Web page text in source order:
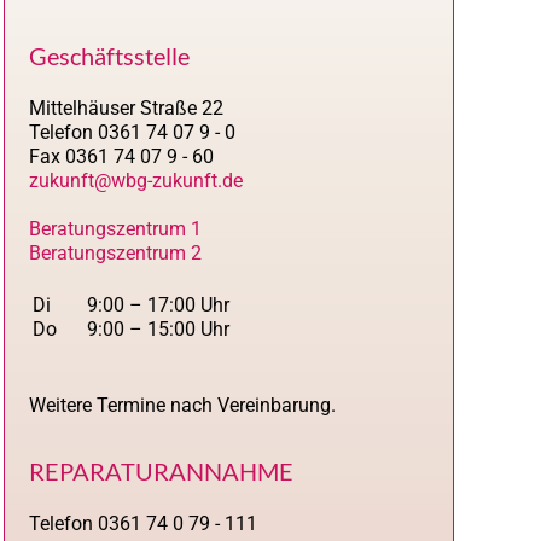
Geschäftsstelle
Mittelhäuser Straße 22
Telefon 0361 74 07 9 - 0
Fax 0361 74 07 9 - 60
zukunft@wbg-zukunft.de
Beratungszentrum 1
Beratungszentrum 2
Di
Do
9:00 – 17:00 Uhr
9:00 – 15:00 Uhr
Weitere Termine nach Vereinbarung.
REPARATURANNAHME
Telefon 0361 74 0 79 - 111